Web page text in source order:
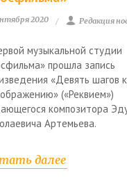
2020 Редакция
музыкальной студии
прошла запись
«Девять шагов к
(«Реквием»)
композитора
Артемьева.
далее